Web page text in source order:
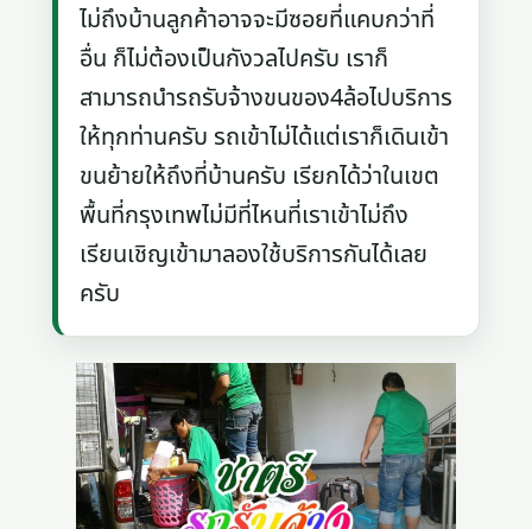
ไม่ถึงบ้านลูกค้าอาจจะมีซอยที่แคบกว่าที่
อื่น ก็ไม่ต้องเป็นกังวลไปครับ เราก็
สามารถนำรถรับจ้างขนของ4ล้อไปบริการ
ให้ทุกท่านครับ รถเข้าไม่ได้แต่เราก็เดินเข้า
ขนย้ายให้ถึงที่บ้านครับ เรียกได้ว่าในเขต
พื้นที่กรุงเทพไม่มีที่ไหนที่เราเข้าไม่ถึง
เรียนเชิญเข้ามาลองใช้บริการกันได้เลย
ครับ